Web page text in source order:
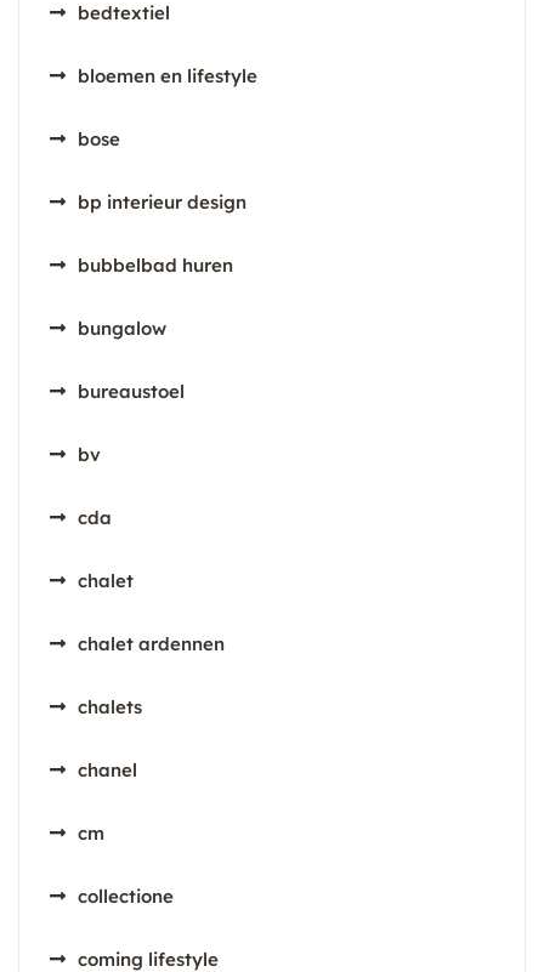
bedtextiel
bloemen en lifestyle
bose
bp interieur design
bubbelbad huren
bungalow
bureaustoel
bv
cda
chalet
chalet ardennen
chalets
chanel
cm
collectione
coming lifestyle